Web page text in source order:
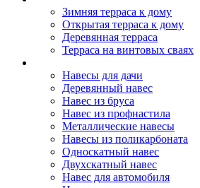
Зимняя терраса к дому
Открытая терраса к дому
Деревянная терраса
Терраса на винтовых сваях
Навесы для дачи
Деревянный навес
Навес из бруса
Навес из профнастила
Металлические навесы
Навесы из поликарбоната
Односкатный навес
Двухскатный навес
Навес для автомобиля